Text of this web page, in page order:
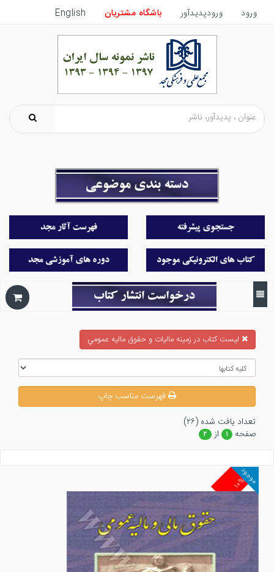
ورود ورودپدیدآور باشگاه مشتریان English
ليست كتاب در زمينه ماليات و حقوق ماليه عمومي
فهرست مناسب چاپ
تعداد يافت شده (۲۶)
صفحه
۱ از ۲
۱۰%
موجود